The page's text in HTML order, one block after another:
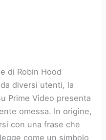
di Robin Hood
diversi utenti, la
Prime Video presenta
omessa. In origine,
con una frase che
come un simbolo